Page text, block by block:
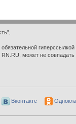
гиперссылкой
может не
Вконтакте